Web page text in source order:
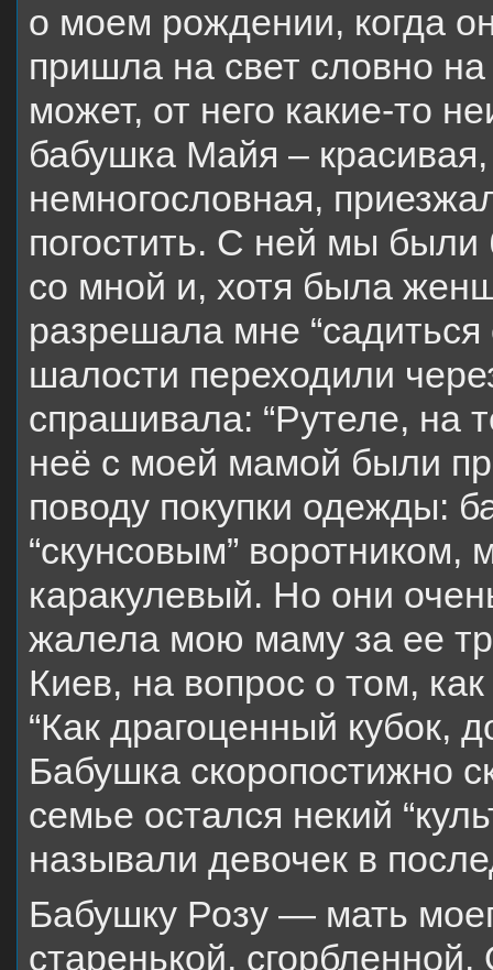
о моем рождении, когда
пришла на свет словно
может, от него какие-то
бабушка Майя –
немногословная,
погостить. С ней мы
со мной и, хотя была
разрешала мне “садиться
шалости переходили
спрашивала: “Рутеле, на
неё с моей мамой были
поводу покупки одежды:
“скунсовым”
каракулевый. Но они
жалела мою маму за ее
Киев, на вопрос о том,
“Как драгоценный кубок,
Бабушка скоропостижно
семье остался некий
называли девочек в
Бабушку Розу — мать
старенькой,